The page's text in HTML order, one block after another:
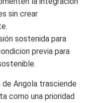
sin crear
sostenida para
previa para
Angola trasciende
como una prioridad